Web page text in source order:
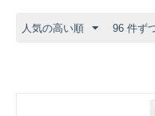
人気の高い順 96 件ず